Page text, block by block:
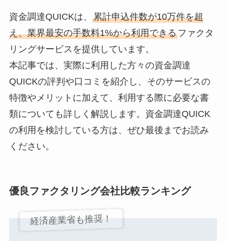
資金調達QUICKは、 累計申込件数が10万件を超
え、業界最安の手数料1%から利用できるファクタ
リングサービスを提供しています。
本記事では、実際に利用した方々の資金調達
QUICKの評判や口コミを紹介し、そのサービスの
特徴やメリットに加えて、利用する際に必要な書
類についても詳しく解説します。資金調達QUICK
の利用を検討している方は、ぜひ最後までお読み
ください。
優良ファクタリング会社比較ランキング
経済産業省も推奨！